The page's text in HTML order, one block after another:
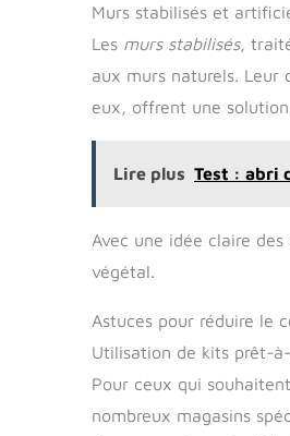
Murs stabilisés et
Les murs stabilisés,
aux murs naturels. Leur
eux, offrent une
Lire plus Test : abri
Avec une idée claire
végétal.
Astuces pour réduire le
Utilisation de kits prêt-
Pour ceux qui
nombreux magasins